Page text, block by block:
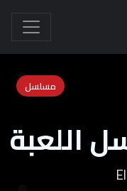
اللعبة
مسلسل